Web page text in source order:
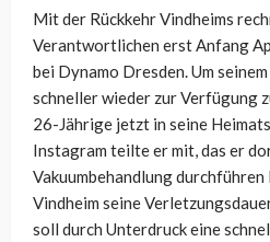
Mit der Rückkehr Vindheims
Verantwortlichen erst Anfang
bei Dynamo Dresden. Um
schneller wieder zur Verfügung
26-Jährige jetzt in seine
Instagram teilte er mit, das er
Vakuumbehandlung
Vindheim seine
soll durch Unterdruck eine